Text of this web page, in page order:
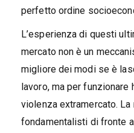
perfetto ordine
L’esperienza di questi
mercato non è un
migliore dei modi se è
lavoro, ma per funzionare
violenza extramercato.
fondamentalisti di fronte